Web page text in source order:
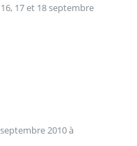
17 et 18 septembre
2010 à